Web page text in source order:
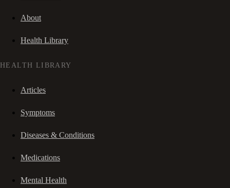
About
Health Library
HEALTH LIBRARY
Articles
Symptoms
Diseases & Conditions
Medications
Mental Health